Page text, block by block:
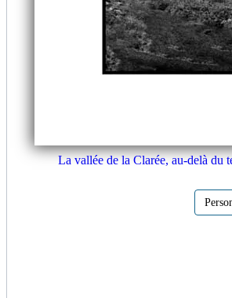
La vallée de la Clarée, au-delà du